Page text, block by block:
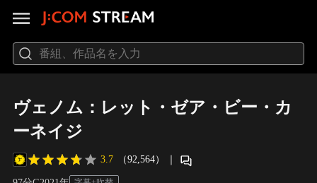
ヴェノム：レット・ゼア・ビー・カ
ーネイジ
3.7 （92,564） ｜